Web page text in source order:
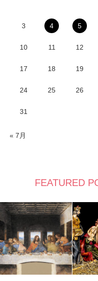
3 4 5
10 11 12
17 18 19
24 25 26
31
« 7月
FEATURED